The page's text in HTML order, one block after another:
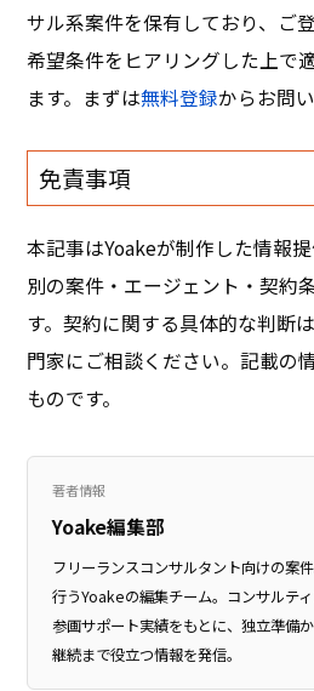
サル系案件を保有しており、ご
希望条件をヒアリングした上で
ます。まずは無料登録からお問
免責事項
本記事はYoakeが制作した情報
別の案件・エージェント・契約
す。契約に関する具体的な判断
門家にご相談ください。記載の
ものです。
著者情報
Yoake編集部
フリーランスコンサルタント向けの案
行うYoakeの編集チーム。コンサルテ
参画サポート実績をもとに、独立準備
継続まで役立つ情報を発信。